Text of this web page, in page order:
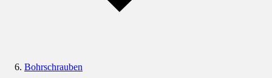
Bohrschrauben